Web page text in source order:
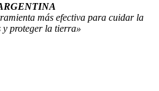
más efectiva para cuidar la
y proteger la tierra»